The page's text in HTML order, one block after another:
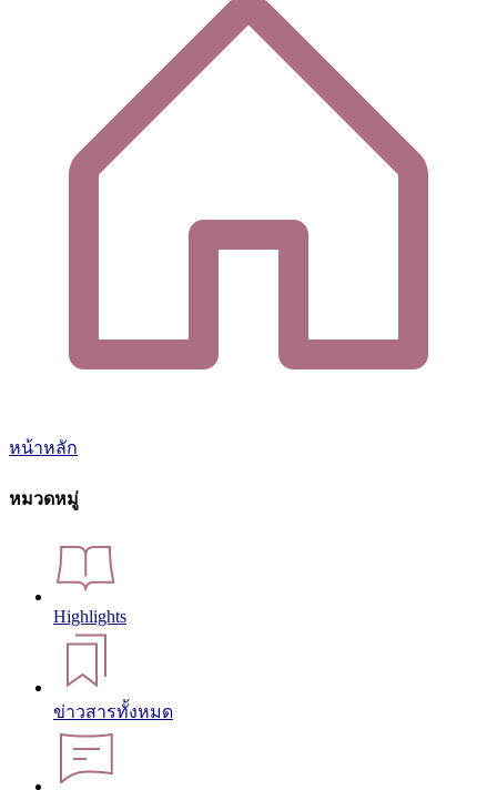
หน้าหลัก
หมวดหมู่
Highlights
ข่าวสารทั้งหมด